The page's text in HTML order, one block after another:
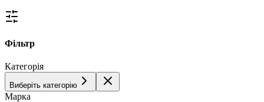
Фільтр
Категорія
Виберіть категорію
Марка